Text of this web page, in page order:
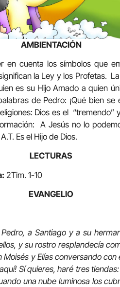
AMBIENTACIÓN
en cuenta los símbolos que
la Ley y los Profetas.
su Hijo Amado a quien
de Pedro: ¡Qué bien se
Dios es el
A Jesús no lo
Es el Hijo de Dios.
LECTURAS
2Tim. 1-10
EVANGELIO
a Santiago y a su
y su rostro resplandecía
y Elías conversando
Sí quieres, haré tres
una nube luminosa los